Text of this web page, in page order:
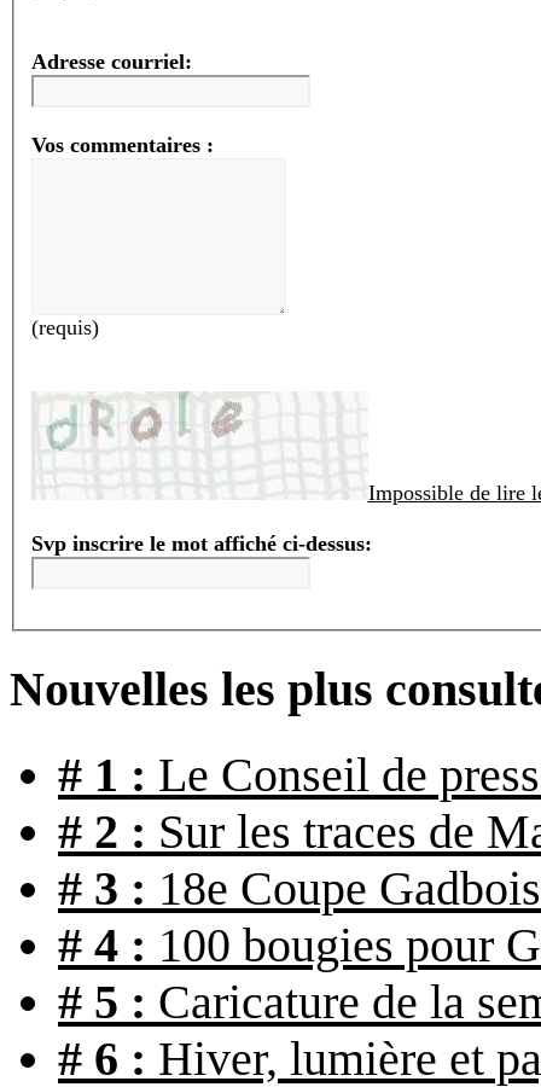
Adresse courriel:
Vos commentaires :
(requis)
Impossible de lire
Svp inscrire le mot affiché ci-dessus:
Nouvelles les plus
# 1 : Le Conseil de
# 2 : Sur les traces de
# 3 : 18e Coupe
# 4 : 100 bougies pour
# 5 : Caricature de la
# 6 : Hiver, lumière et